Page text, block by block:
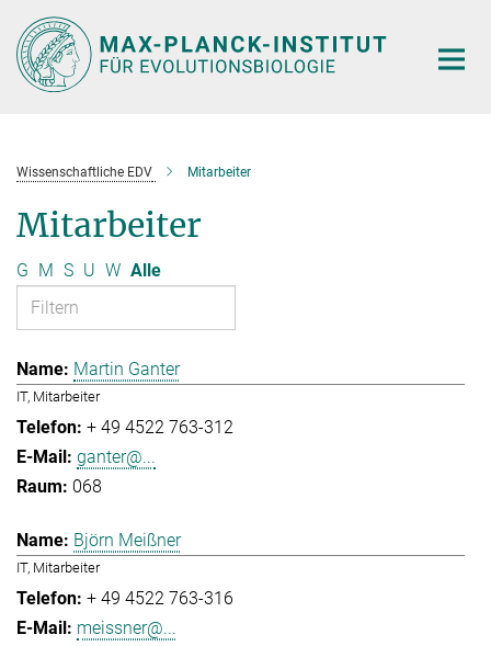
Hauptinhalt
Wissenschaftliche EDV Mitarbeiter
Mitarbeiter
G M S U W Alle
Martin Ganter
IT, Mitarbeiter
+ 49 4522 763-312
ganter@...
068
Björn Meißner
IT, Mitarbeiter
+ 49 4522 763-316
meissner@...